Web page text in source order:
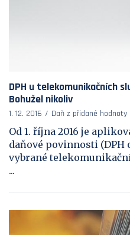
DPH u telekomunikačních
Bohužel nikoliv
1. 12. 2016 Daň z přidané hodnoty
Od 1. října 2016 je
daňové povinnosti (DPH
vybrané
...